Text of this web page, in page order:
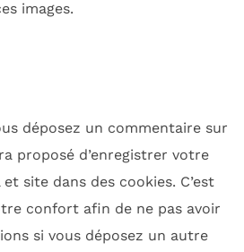
images.
déposez un commentaire sur
proposé d’enregistrer votre
site dans des cookies. C’est
confort afin de ne pas avoir
si vous déposez un autre